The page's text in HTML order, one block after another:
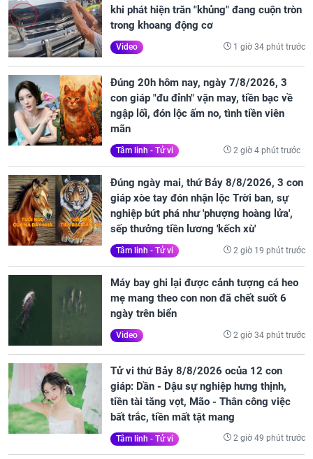
khi phát hiện trăn "khủng" đang cuộn tròn
trong khoang động cơ
Video 1 giờ 34 phút trước
Đúng 20h hôm nay, ngày 7/8/2026, 3
con giáp "đu đỉnh" vận may, tiền bạc về
ngập lối, đón lộc ấm no, tình tiền viên
mãn
Tâm linh - Tử vi 2 giờ 4 phút trước
Đúng ngày mai, thứ Bảy 8/8/2026, 3 con
giáp xòe tay đón nhận lộc Trời ban, sự
nghiệp bứt phá như 'phượng hoàng lửa',
sếp thưởng tiền lương 'kếch xù'
Tâm linh - Tử vi 2 giờ 19 phút trước
Máy bay ghi lại được cảnh tượng cá heo
mẹ mang theo con non đã chết suốt 6
ngày trên biển
Video 2 giờ 34 phút trước
Tử vi thứ Bảy 8/8/2026 ocủa 12 con
giáp: Dần - Dậu sự nghiệp hưng thịnh,
tiền tài tăng vọt, Mão - Thân công việc
bất trắc, tiền mất tật mang
Tâm linh - Tử vi 2 giờ 49 phút trước